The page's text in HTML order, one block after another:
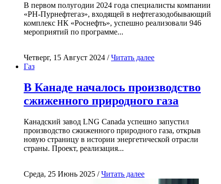
В первом полугодии 2024 года специалисты компании
«РН-Пурнефтегаз», входящей в нефтегазодобывающий
комплекс НК «Роснефть», успешно реализовали 946
мероприятий по программе...
Четверг, 15 Август 2024 /Читать далее
Газ
В Канаде началось производство
сжиженного природного газа
Канадский завод LNG Canada успешно запустил
производство сжиженного природного газа, открыв
новую страницу в истории энергетической отрасли
страны. Проект, реализация...
Среда, 25 Июнь 2025 /Читать далее